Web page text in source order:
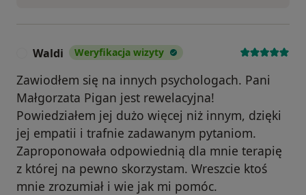
Waldi Weryfikacja wizyty
Zawiodłem się na innych psychologach. Pani
Małgorzata Pigan jest rewelacyjna!
Powiedziałem jej dużo więcej niż innym, dzięki
jej empatii i trafnie zadawanym pytaniom.
Zaproponowała odpowiednią dla mnie terapię
z której na pewno skorzystam. Wreszcie ktoś
mnie zrozumiał i wie jak mi pomóc.